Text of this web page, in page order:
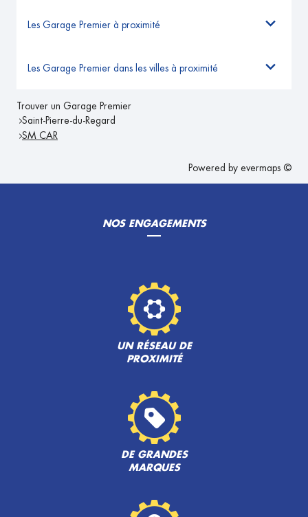
Les Garage Premier à proximité
Les Garage Premier dans les villes à proximité
Trouver un Garage Premier
Saint-Pierre-du-Regard
SM CAR
Powered by evermaps ©
NOS ENGAGEMENTS
UN RÉSEAU DE
PROXIMITÉ
DE GRANDES
MARQUES